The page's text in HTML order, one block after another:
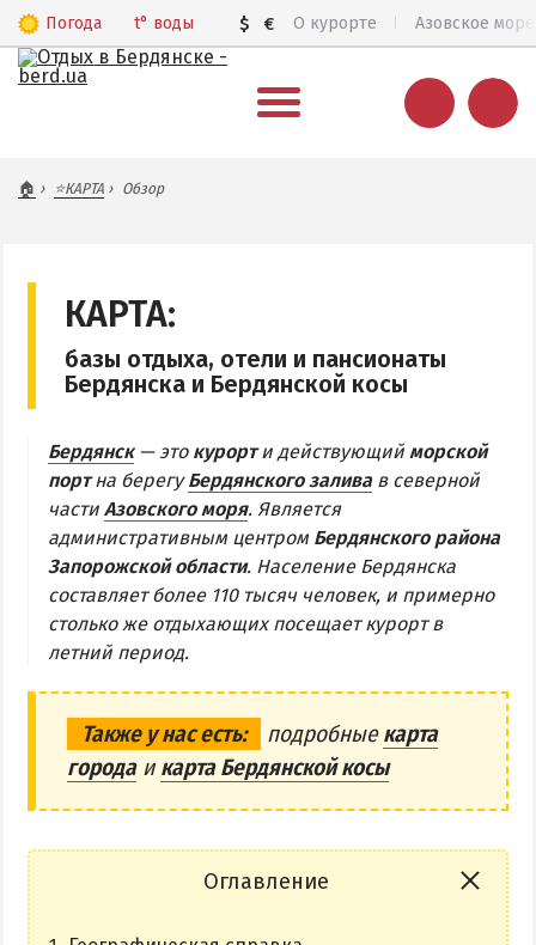
Погода t° воды $ € О курорте Азовское море
Цены 2026
Веб-камеры
КАРТА БЕРДЯНСКА
Городская часть
Бердянская коса
БЕРДЯНСКАЯ КОСА
Ближняя коса
Средняя коса
Дальняя коса
🏠 ⭐КАРТА Обзор
КАРТА:
базы отдыха, отели и пансионаты
Бердянска и Бердянской косы
Бердянск— это курорти действующий морской
портна берегуБердянского залива в северной
части Азовского моря. Является
административным центром Бердянского района
Запорожской области. Население Бердянска
составляет более 110 тысяч человек, и примерно
столько же отдыхающих посещает курорт в
летний период.
Также у нас есть: подробныекарта
городаикарта Бердянской косы
Оглавление